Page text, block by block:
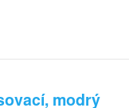
modrý